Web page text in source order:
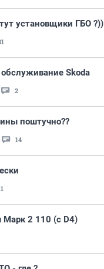
установщики ГБО ?))
Skoda
2
поштучно??
14
Марк 2 110 (с D4)